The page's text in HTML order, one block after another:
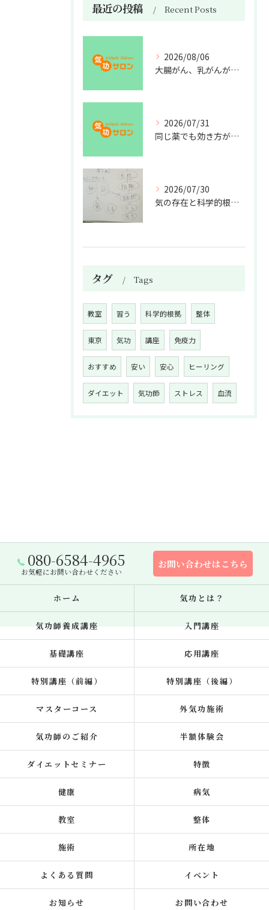
最近の投稿 Recent Posts
2026/08/06
大腸がん、乳がんが増えた理由
2026/07/31
同じ薬でも効き方が違う？
2026/07/30
気の存在と科学的根拠の授業
タグ Tags
教室 習う 科学的根拠 整体
東京 気功 講座 免疫力
おすすめ 安い 安心 ヒーリング
ダイエット 気功師 ストレス 血流
080-6584-4965
お気軽にお問い合わせください
お問い合わせはこちら
ホーム 気功とは？
気功師養成講座 入門講座
基礎講座 応用講座
特別講座（前編） 特別講座（後編）
マスターコース 外気功施術
気功師のご紹介 半額体験会
ダイエットセミナー 特徴
健康 病気
教室 整体
施術 所在地
よくある質問 イベント
お知らせ お問い合わせ